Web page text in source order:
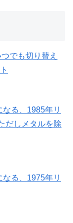
でも切り替え
る、1985年リ
だしメタルを除
る、1975年リ